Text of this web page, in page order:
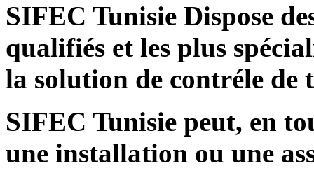
SIFEC Tunisie Dispose
qualifiés et les plus
la solution de contréle de
SIFEC Tunisie peut, en
une installation ou une